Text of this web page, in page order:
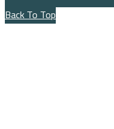
Back To Top